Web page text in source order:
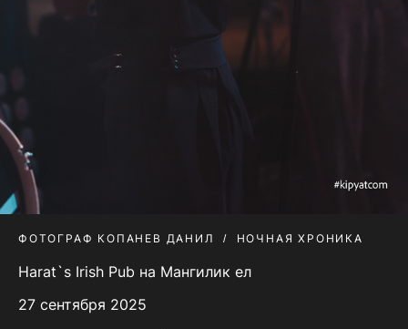
ФОТОГРАФ КОПАНЕВ ДАНИЛ НОЧНАЯ ХРОНИКА
Harat`s Irish Pub на Мангилик ел
27 сентября 2025